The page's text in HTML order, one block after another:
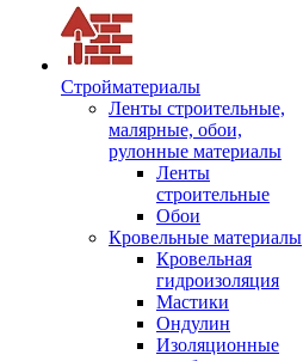
Стройматериалы
Ленты строительные,
малярные, обои,
рулонные материалы
Ленты
строительные
Обои
Кровельные материалы
Кровельная
гидроизоляция
Мастики
Ондулин
Изоляционные